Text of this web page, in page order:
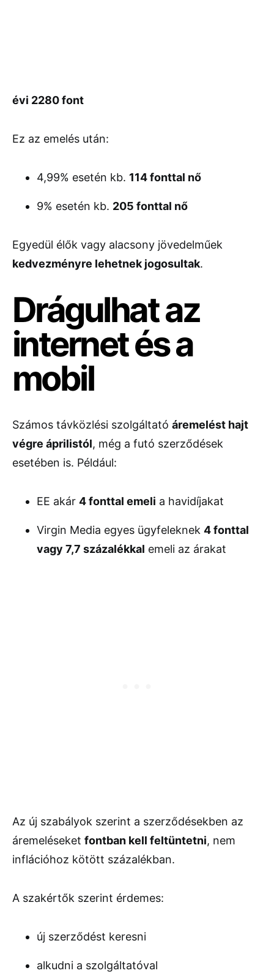
évi 2280 font
Ez az emelés után:
4,99% esetén kb. 114 fonttal nő
9% esetén kb. 205 fonttal nő
Egyedül élők vagy alacsony jövedelműek
kedvezményre lehetnek jogosultak.
Drágulhat az
internet és a
mobil
Számos távközlési szolgáltató áremelést hajt
végre áprilistól, még a futó szerződések
esetében is. Például:
EE akár 4 fonttal emeli a havidíjakat
Virgin Media egyes ügyfeleknek 4 fonttal
vagy 7,7 százalékkal emeli az árakat
Az új szabályok szerint a szerződésekben az
áremeléseket fontban kell feltüntetni, nem
inflációhoz kötött százalékban.
A szakértők szerint érdemes:
új szerződést keresni
alkudni a szolgáltatóval